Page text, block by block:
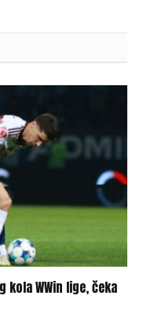
WWin lige, čeka